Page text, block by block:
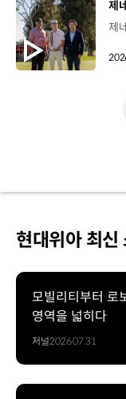
[동
현대위아 최신
모빌리티부터 로
영역을 넓히다
저널2026.07.31